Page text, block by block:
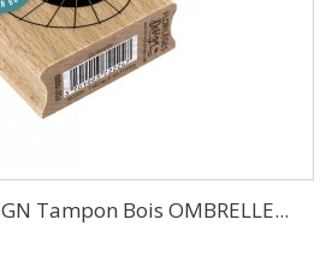
Tampon Bois OMBRELLE...